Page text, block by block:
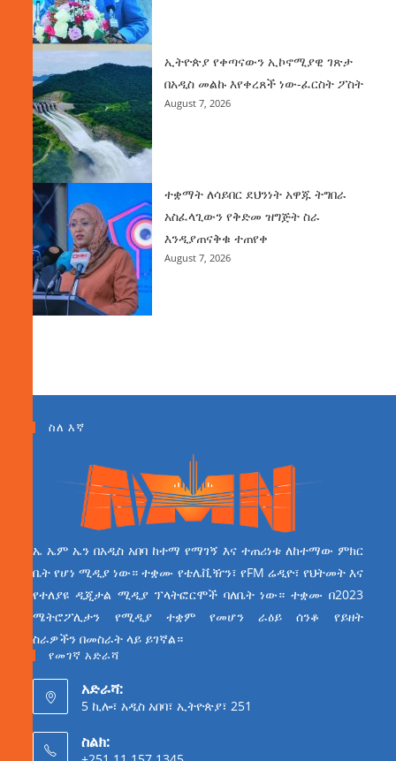
ኢትዮጵያ የቀጣናውን ኢኮኖሚያዊ ገጽታ
በአዲስ መልኩ እየቀረጸች ነው-ፈርስት ፖስት
August 7, 2026
ተቋማት ለሳይበር ደህንነት አዋጁ ትግበራ
አስፈላጊውን የቅድመ ዝግጅት ስራ
እንዲያጠናቅቁ ተጠየቀ
August 7, 2026
ስለ እኛ
ኤ ኤም ኤን በአዲስ አበባ ከተማ የማገኝ እና ተጠሪነቱ ለከተማው ምክር
ቤት የሆነ ሚዲያ ነው። ተቋሙ የቴሌቪዥን፣ የFM ሬዲዮ፣ የህትመት እና
የተለያዩ ዲጂታል ሚዲያ ፕላትፎርሞች ባለቤት ነው። ተቋሙ በ2023
ሜትሮፖሊታን የሚዲያ ተቋም የመሆን ራዕይ ሰንቆ የይዘት
ስራዎችን በመስራት ላይ ይገኛል።
የመገኛ አድራሻ
አድራሻ:
5 ኪሎ፣ አዲስ አበባ፣ ኢትዮጵያ፣ 251
ስልክ: